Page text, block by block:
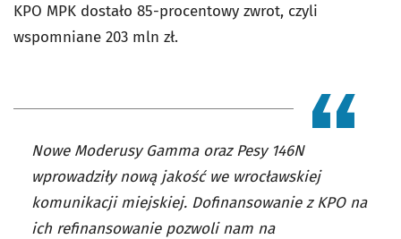
KPO MPK dostało 85-procentowy zwrot, czyli
wspomniane 203 mln zł.
Nowe Moderusy Gamma oraz Pesy 146N
wprowadziły nową jakość we wrocławskiej
komunikacji miejskiej. Dofinansowanie z KPO na
ich refinansowanie pozwoli nam na